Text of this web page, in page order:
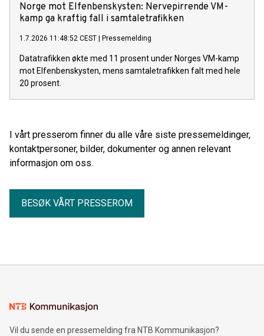
Norge mot Elfenbenskysten: Nervepirrende VM-
kamp ga kraftig fall i samtaletrafikken
1.7.2026 11:48:52 CEST | Pressemelding
Datatrafikken økte med 11 prosent under Norges VM-kamp
mot Elfenbenskysten, mens samtaletrafikken falt med hele
20 prosent.
I vårt presserom finner du alle våre siste pressemeldinger,
kontaktpersoner, bilder, dokumenter og annen relevant
informasjon om oss.
BESØK VÅRT PRESSEROM
Vil du sende en pressemelding fra NTB Kommunikasjon?